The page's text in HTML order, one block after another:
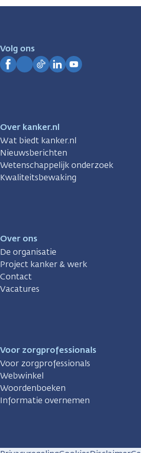
zijn
Volg ons
Over kanker.nl
Wat biedt kanker.nl
Nieuwsberichten
Wetenschappelijk onderzoek
Kwaliteitsbewaking
Over ons
De organisatie
Project kanker & werk
Contact
Vacatures
Voor zorgprofessionals
Voor zorgprofessionals
Webwinkel
Woordenboeken
Informatie overnemen